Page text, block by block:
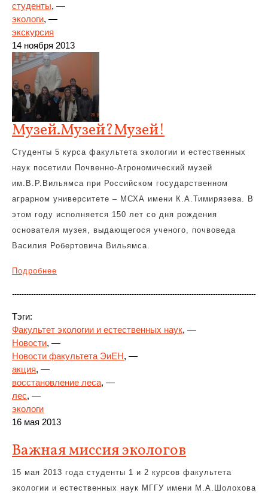
студенты, —
экологи, —
экскурсия
14 ноября 2013
Музей.Музей?Музей!
Студенты 5 курса факультета экологии и естественных
наук посетили Почвенно-Агрономический музей
им.В.Р.Вильямса при Российском государственном
аграрном университете – МСХА имени К.А.Тимирязева. В
этом году исполняется 150 лет со дня рождения
основателя музея, выдающегося ученого, почвоведа
Василия Робертовича Вильямса.
Подробнее
Тэги:
Факультет экологии и естественных наук, —
Новости, —
Новости факультета ЭиЕН, —
акция, —
восстановление леса, —
лес, —
экологи
16 мая 2013
Важная миссия экологов
15 мая 2013 года студенты 1 и 2 курсов факультета
экологии и естественных наук МГГУ имени М.А.Шолохова